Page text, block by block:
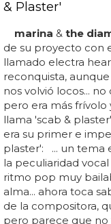
& Plaster'
marina & the
de su proyecto con
llamado electra
reconquista,
nos volvió locos...
pero era más frívolo
llama 'scab &
era su primer e
plaster': ... un tema
la peculiaridad vocal
ritmo pop muy
alma... ahora toca
de la compositora,
pero parece que no